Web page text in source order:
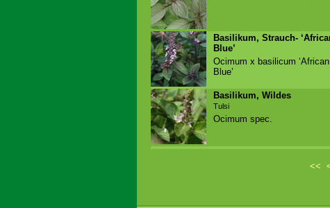
Basilikum, Strauch-
Blue’
Ocimum x basilicum ‘African
Blue’
Basilikum, Wildes
Tulsi
Ocimum spec.
<<